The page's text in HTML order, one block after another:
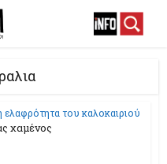
ελαφρότητα του καλοκαιριού
χαμένος